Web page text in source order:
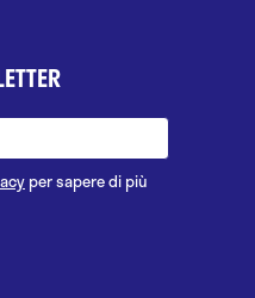
per sapere di più